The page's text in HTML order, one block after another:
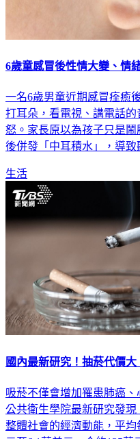
6歲童感冒後性情大變、情
一名6歲男童近期感冒痊癒
打耳朵，看電視、講電話
怒。家長原以為孩子只是
後併發「中耳積水」，導致
生活
國內最新研究！抽菸代價
吸菸不僅會增加罹患肺癌
公共衛生學院最新研究發
整體社會的經濟動能，平